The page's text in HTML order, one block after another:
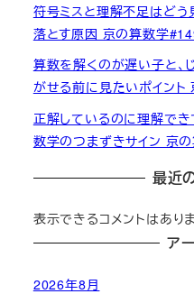
符号ミスと理解不足はど
落とす原因 京の算数学
算数を解くのが遅い子と、
がせる前に見たいポイン
正解しているのに理解で
数学のつまずきサイン 京
最近
表示できるコメントはあり
ア
2026年8月